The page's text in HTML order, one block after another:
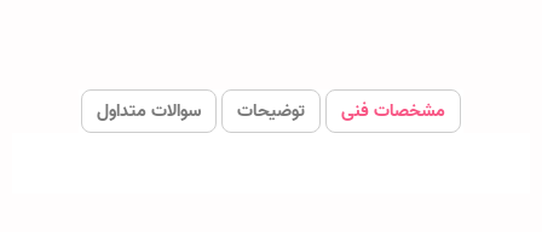
مشخصات فنی توضیحات سوالات متداول